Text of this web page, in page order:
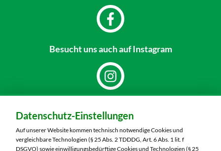
Besucht unsauch auf Instagram
MARKTKAUF Hof
Schleizer Straße 49
95028 Hof
Datenschutz-Einstellungen
Auf unserer Website kommen technisch notwendige Cookies und
vergleichbare Technologien (§ 25 Abs. 2 TDDDG, Art. 6 Abs. 1 lit. f
DSGVO) sowie einwilligungsbedürftige Cookies und Technologien (§ 25